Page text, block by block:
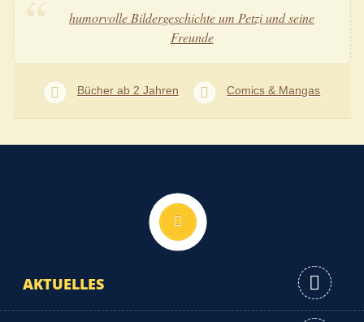
humorvolle Bildergeschichte um Petzi und seine
Freunde
Bücher ab 2 Jahren Comics & Mangas
AKTUELLES